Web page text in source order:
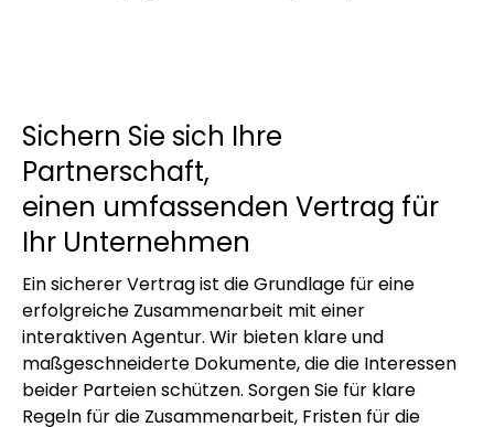
Sichern Sie sich Ihre
Partnerschaft,
einen umfassenden Vertrag für